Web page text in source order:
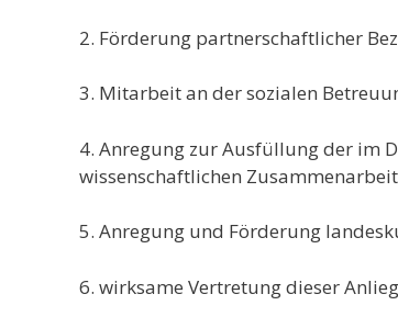
2. Förderung partnerschaftlicher
3. Mitarbeit an der sozialen
4. Anregung zur Ausfüllung der im
wissenschaftlichen
5. Anregung und Förderung
6. wirksame Vertretung dieser